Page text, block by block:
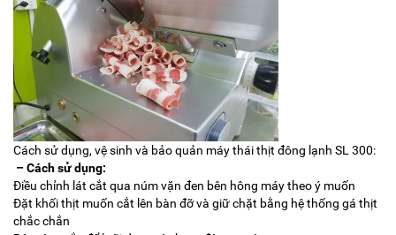
Cách sử dụng, vệ sinh và bảo quản máy thái thịt đông lạnh SL 300:
– Cách sử dụng:
Điều chỉnh lát cắt qua núm vặn đen bên hông máy theo ý muốn
Đặt khối thịt muốn cắt lên bàn đỡ và giữ chặt bằng hệ thống gá thịt
chắc chắn